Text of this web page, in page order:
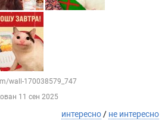
wall-170038579_747
11 сен 2025
интересно / не интересно